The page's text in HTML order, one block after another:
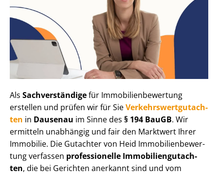
Als Sachverständigefür Im­mo­bi­li­en­be­wer­tung
erstellen und prüfen wir für SieVer­kehrs­wert­gut­ach­
ten in Dausenau im Sinne des § 194 BauGB. Wir
ermitteln unabhängig und fair den Marktwert Ihrer
Immobilie. Die Gutachter von Heid Im­mo­bi­li­en­be­wer­
tung verfassen professionelle Im­mo­bi­li­en­gut­ach­
ten, die bei Gerichten anerkannt sind und vom